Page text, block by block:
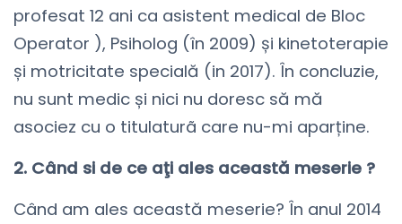
profesat 12 ani ca asistent medical de Bloc
Operator ), Psiholog (în 2009) și kinetoterapie
și motricitate specială (in 2017). În concluzie,
nu sunt medic și nici nu doresc să mă
asociez cu o titulaturã care nu-mi aparține.
2. Când si de ce aţi ales această meserie ?
Când am ales această meserie? În anul 2014